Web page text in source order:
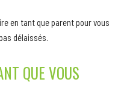
en tant que parent pour vous
délaissés.
QUE VOUS